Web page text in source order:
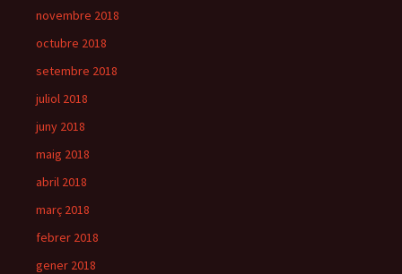
novembre 2018
octubre 2018
setembre 2018
juliol 2018
juny 2018
maig 2018
abril 2018
març 2018
febrer 2018
gener 2018